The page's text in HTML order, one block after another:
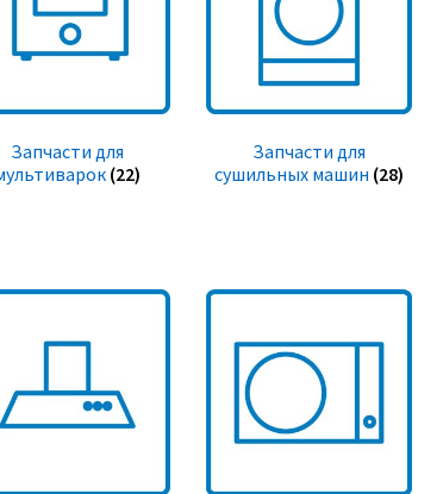
Запчасти для
(22)
Запчасти для
сушильных машин (28)